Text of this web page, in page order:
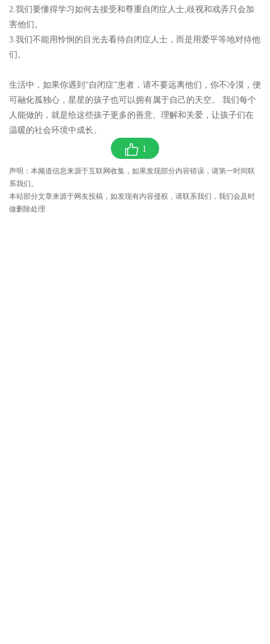
2.我们要懂得学习如何去接受和尊重自闭症人士,歧视和戏弄只会加
害他们。
3.我们不能用怜悯的目光去看待自闭症人士，而是用爱平等地对待他
们。
生活中，如果你遇到“自闭症”患者，请不要远离他们，你不冷漠，便
可融化孤独心，星星的孩子也可以拥有属于自己的天空。 我们每个
人能做的，就是给这些孩子更多的善意、理解和关爱，让孩子们在
温暖的社会环境中成长。
1
声明：本频道信息来源于互联网收集，如果发现部分内容错误，请第一时间联
系我们。
本站部分文章来源于网友投稿，如发现有内容侵权，请联系我们，我们会及时
做删除处理